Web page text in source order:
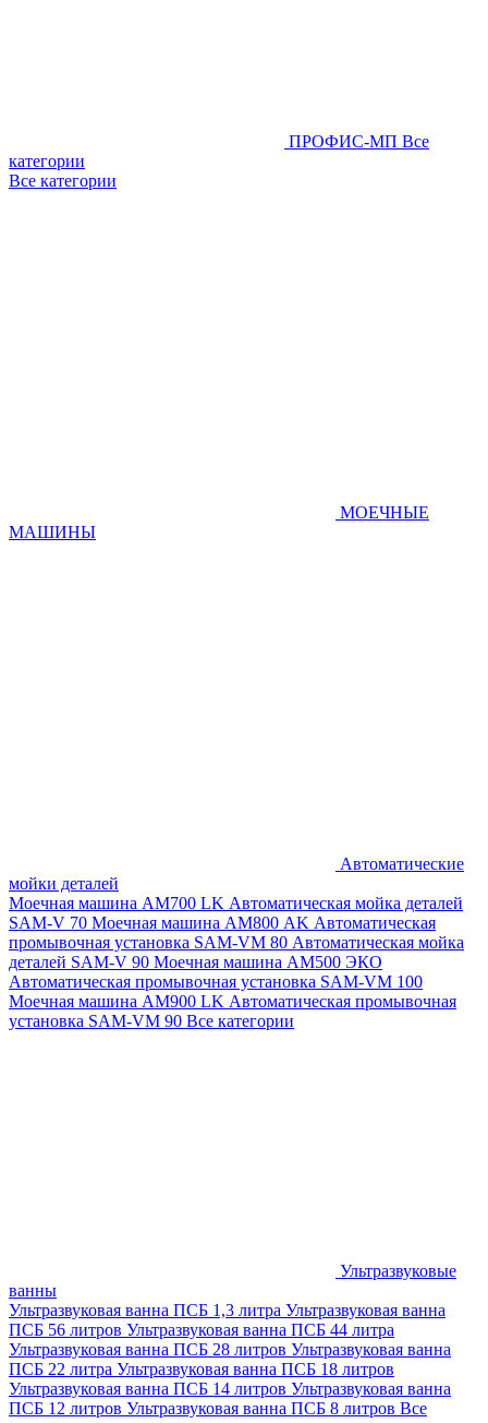
ПРОФИС-МП Все
категории
Все категории
МОЕЧНЫЕ
МАШИНЫ
Автоматические
мойки деталей
Моечная машина AM700 LK Автоматическая мойка деталей
SAM-V 70 Моечная машина АМ800 AK Автоматическая
промывочная установка SAM-VM 80 Автоматическая мойка
деталей SAM-V 90 Моечная машина АМ500 ЭКО
Автоматическая промывочная установка SAM-VM 100
Моечная машина AM900 LK Автоматическая промывочная
установка SAM-VM 90 Все категории
Ультразвуковые
ванны
Ультразвуковая ванна ПСБ 1,3 литра Ультразвуковая ванна
ПСБ 56 литров Ультразвуковая ванна ПСБ 44 литра
Ультразвуковая ванна ПСБ 28 литров Ультразвуковая ванна
ПСБ 22 литра Ультразвуковая ванна ПСБ 18 литров
Ультразвуковая ванна ПСБ 14 литров Ультразвуковая ванна
ПСБ 12 литров Ультразвуковая ванна ПСБ 8 литров Все